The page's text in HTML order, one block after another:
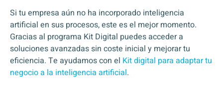
Si tu empresa aún no ha incorporado inteligencia
artificial en sus procesos, este es el mejor momento.
Gracias al programa Kit Digital puedes acceder a
soluciones avanzadas sin coste inicial y mejorar tu
eficiencia. Te ayudamos con el Kit digital para adaptar tu
negocio a la inteligencia artificial.